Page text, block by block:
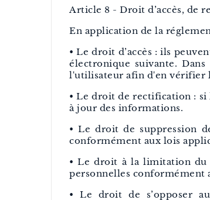
Article 8 - Droit d’accès, de
En application de la
• Le droit d’accès : ils
électronique suivante.
l'utilisateur afin d'en vérifier
• Le droit de rectification : si
à jour des informations.
• Le droit de suppression
conformément aux lois
• Le droit à la limitation du
personnelles conformément
• Le droit de s’opposer